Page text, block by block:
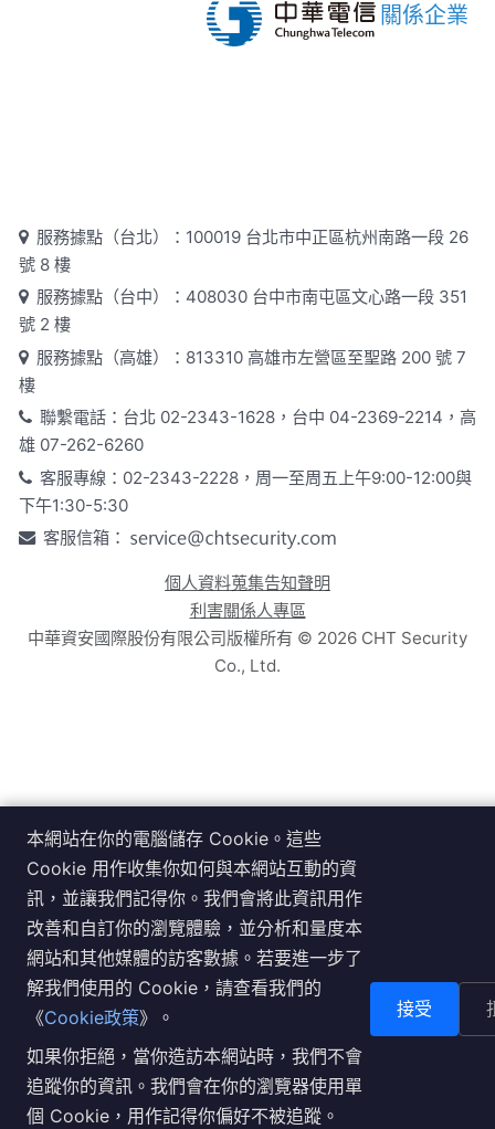
關係企業
服務據點（台北）：100019 台北市中正區杭州南路一段 26
號 8 樓
服務據點（台中）：408030 台中市南屯區文心路一段 351
號 2 樓
服務據點（高雄）：813310 高雄市左營區至聖路 200 號 7
樓
聯繫電話：台北 02-2343-1628，台中 04-2369-2214，高
雄 07-262-6260
客服專線：02-2343-2228，周一至周五上午9:00-12:00與
下午1:30-5:30
客服信箱：
個人資料蒐集告知聲明
利害關係人專區
中華資安國際股份有限公司版權所有 © 2026 CHT Security
Co., Ltd.
本網站在你的電腦儲存 Cookie。這些
Cookie 用作收集你如何與本網站互動的資
訊，並讓我們記得你。我們會將此資訊用作
改善和自訂你的瀏覽體驗，並分析和量度本
網站和其他媒體的訪客數據。若要進一步了
解我們使用的 Cookie，請查看我們的
《Cookie政策》。
如果你拒絕，當你造訪本網站時，我們不會
追蹤你的資訊。我們會在你的瀏覽器使用單
個 Cookie，用作記得你偏好不被追蹤。
接受